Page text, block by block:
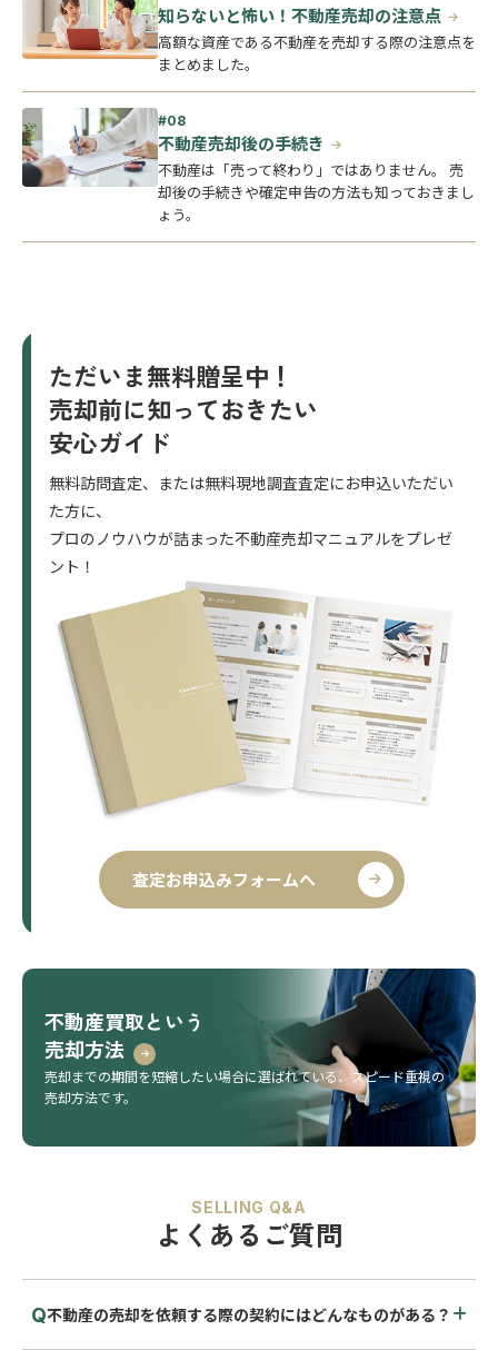
知らないと怖い！不動産売却の注意点
高額な資産である不動産を売却する際の注意点を
まとめました。
不動産売却後の手続き
不動産は「売って終わり」ではありません。 売
却後の手続きや確定申告の方法も知っておきまし
ょう。
ただいま無料贈呈中！
売却前に知っておきたい
安心ガイド
無料訪問査定、または無料現地調査査定にお申込いただい
た方に、
プロのノウハウが詰まった不動産売却マニュアルをプレゼ
ント！
査定お申込みフォームへ
不動産買取という
売却方法
売却までの期間を短縮したい場合に選ばれている、 スピード重視の
売却方法です。
SELLING Q&A
よくあるご質問
不動産の売却を依頼する際の契約にはどんなものがある？